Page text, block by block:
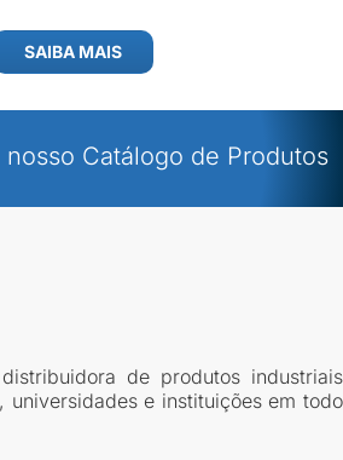
SAIBA MAIS
nosso Catálogo de Produtos
de produtos industriais
universidades e instituições em todo